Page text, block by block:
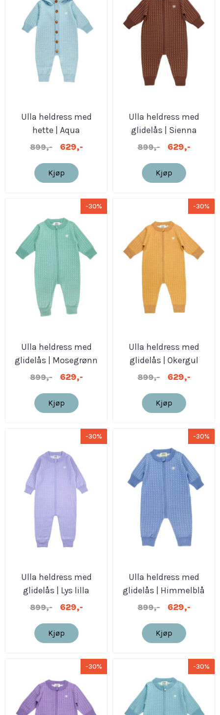
Ulla heldress med
hette | Aqua
899,- 629,-
Kjøp
Ulla heldress med
glidelås | Sienna
899,- 629,-
Kjøp
-30%
Ulla heldress med
glidelås | Mosegrønn
899,- 629,-
Kjøp
-30%
Ulla heldress med
glidelås | Okergul
899,- 629,-
Kjøp
-30%
Ulla heldress med
glidelås | Lys lilla
899,- 629,-
Kjøp
-30%
Ulla heldress med
glidelås | Himmelblå
899,- 629,-
Kjøp
-30% -30%